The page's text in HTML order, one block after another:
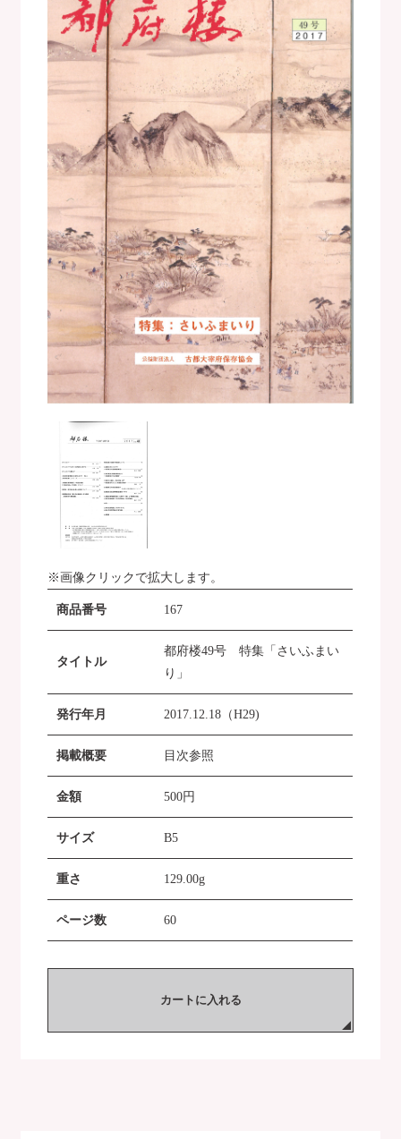
※画像クリックで拡大します。
商品番号 167
タイトル
都府楼49号 特集「さいふまい
り」
発行年月 2017.12.18（H29)
掲載概要 目次参照
金額 500円
サイズ B5
重さ 129.00g
ページ数 60
カートに入れる